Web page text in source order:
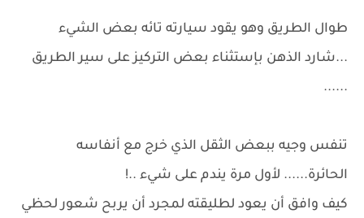
طوال الطريق وهو يقود سيارته تائه بعض الشيء
...شارد الذهن بإستثناء بعض التركيز على سير الطريق
......
تنفس وجيه ببعض الثقل الذي خرج مع أنفاسه
الحائرة...... لأول مرة يندم على شيء ..!
كيف وافق أن يعود لطليقته لمجرد أن يربح شعور لحظي